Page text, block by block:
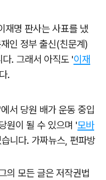
재명 판사는 사표를 냈
인 정부 출신(친문계)
. 그래서 아직도 '이재
.
'에서 당원 배가 운동 중입
원이 될 수 있으며 '모바
니다. 가짜뉴스, 편파방
모든 글은 저작권법